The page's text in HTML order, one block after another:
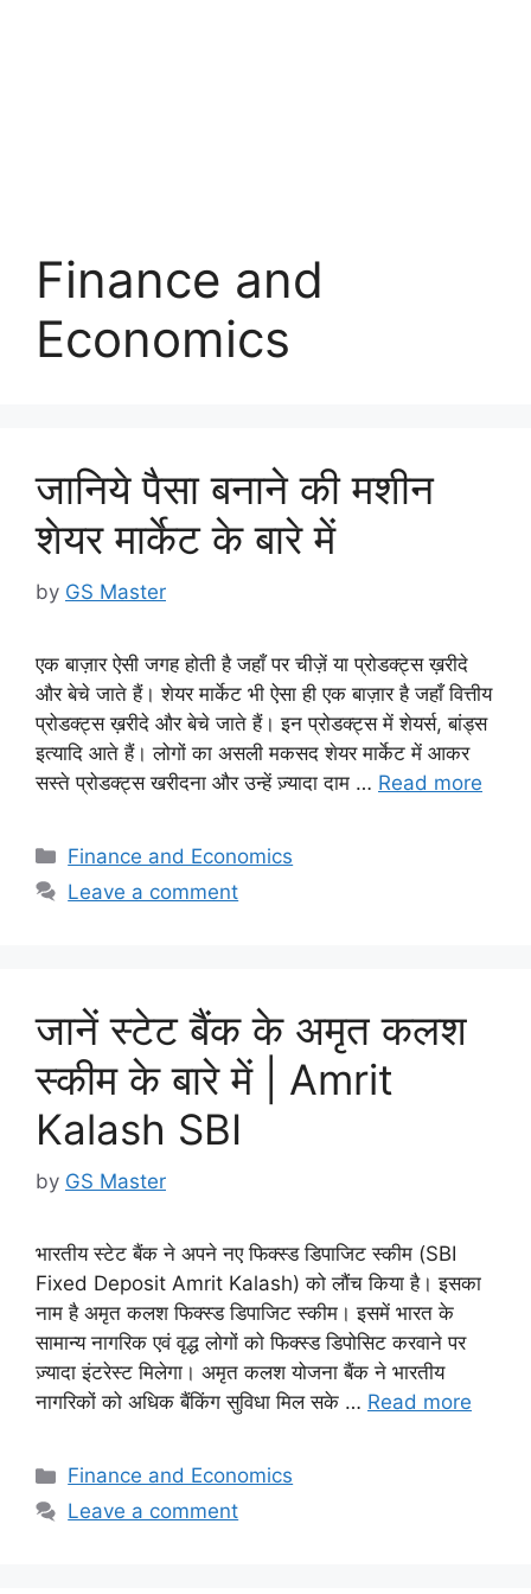
Finance and
Economics
जानिये पैसा बनाने की मशीन
शेयर मार्केट के बारे में
by GS Master
एक बाज़ार ऐसी जगह होती है जहाँ पर चीज़ें या प्रोडक्ट्स ख़रीदे
और बेचे जाते हैं। शेयर मार्केट भी ऐसा ही एक बाज़ार है जहाँ वित्तीय
प्रोडक्ट्स ख़रीदे और बेचे जाते हैं। इन प्रोडक्ट्स में शेयर्स, बांड्स
इत्यादि आते हैं। लोगों का असली मकसद शेयर मार्केट में आकर
सस्ते प्रोडक्ट्स खरीदना और उन्हें ज़्यादा दाम … Read more
Categories
Finance and Economics
Leave a comment
जानें स्टेट बैंक के अमृत कलश
स्कीम के बारे में | Amrit
Kalash SBI
by GS Master
भारतीय स्टेट बैंक ने अपने नए फिक्स्ड डिपाजिट स्कीम (SBI
Fixed Deposit Amrit Kalash) को लौंच किया है। इसका
नाम है अमृत कलश फिक्स्ड डिपाजिट स्कीम। इसमें भारत के
सामान्य नागरिक एवं वृद्ध लोगों को फिक्स्ड डिपोसिट करवाने पर
ज़्यादा इंटरेस्ट मिलेगा। अमृत कलश योजना बैंक ने भारतीय
नागरिकों को अधिक बैंकिंग सुविधा मिल सके … Read more
Categories
Finance and Economics
Leave a comment